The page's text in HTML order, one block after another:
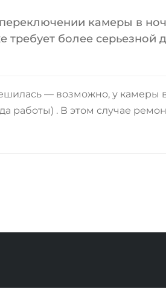
камеры в
более серьезной
— возможно, у камеры
работы) . В этом случае